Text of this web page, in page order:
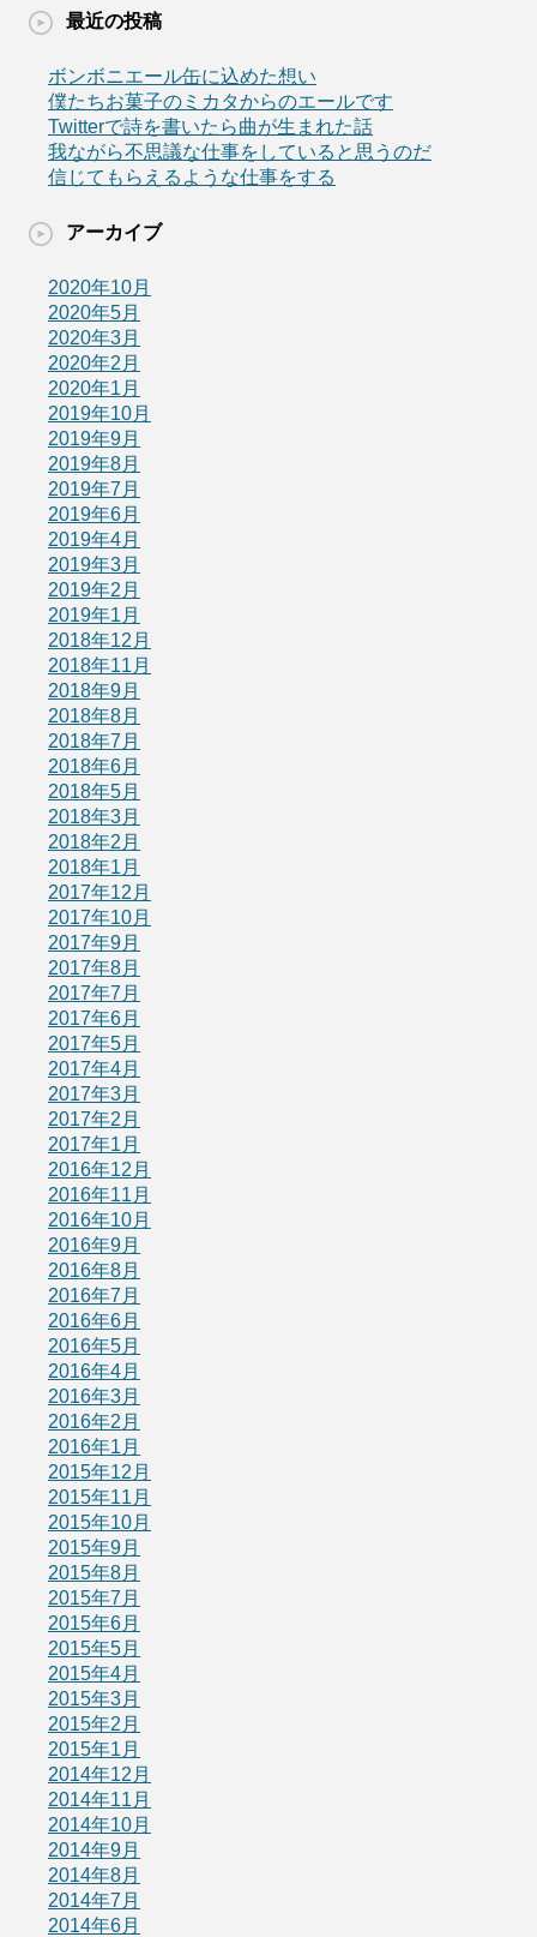
最近の投稿
ボンボニエール缶に込めた想い
僕たちお菓子のミカタからのエールです
Twitterで詩を書いたら曲が生まれた話
我ながら不思議な仕事をしていると思うのだ
信じてもらえるような仕事をする
アーカイブ
2020年10月
2020年5月
2020年3月
2020年2月
2020年1月
2019年10月
2019年9月
2019年8月
2019年7月
2019年6月
2019年4月
2019年3月
2019年2月
2019年1月
2018年12月
2018年11月
2018年9月
2018年8月
2018年7月
2018年6月
2018年5月
2018年3月
2018年2月
2018年1月
2017年12月
2017年10月
2017年9月
2017年8月
2017年7月
2017年6月
2017年5月
2017年4月
2017年3月
2017年2月
2017年1月
2016年12月
2016年11月
2016年10月
2016年9月
2016年8月
2016年7月
2016年6月
2016年5月
2016年4月
2016年3月
2016年2月
2016年1月
2015年12月
2015年11月
2015年10月
2015年9月
2015年8月
2015年7月
2015年6月
2015年5月
2015年4月
2015年3月
2015年2月
2015年1月
2014年12月
2014年11月
2014年10月
2014年9月
2014年8月
2014年7月
2014年6月